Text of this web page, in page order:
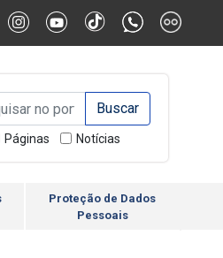
Alternar Tamanho da Fonte
de Busca de
de informaçõesEnviar a Busca
Páginas Notícias
Proteção de Dados
Pessoais